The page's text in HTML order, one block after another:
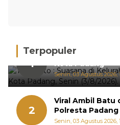
Terpopuler
1
Hujan Deras, 15
Kota Padang
Senin, 03 Agustus 2026,
2
Viral Ambil Batu
Polresta
Sebenarnya
Senin, 03 Agustus 2026,